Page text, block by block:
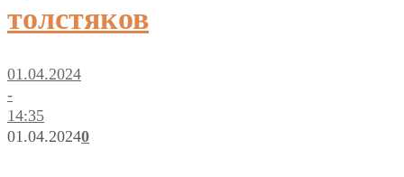
толстяков
01.04.2024
-
14:35
01.04.20240